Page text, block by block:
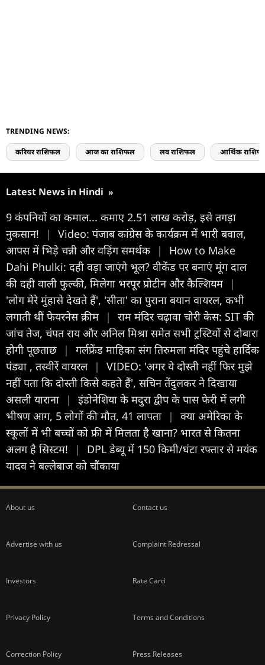
TRENDING NEWS:
करियर राशिफल आज का राशिफल लव राशिफल आर्थिक
Latest News in Hindi »
9 कंपनियों का कमाल... कमाए 2.51 लाख करोड़, इसे तगड़ा
नुकसान!
|
Video: पंजाब कांग्रेस के कार्यक्रम में भारी बवाल,
आपस में भिड़े चन्नी और वड़िंग समर्थक
|
How to Make
Dahi Phulki: दही वड़ा जाएंगे भूल? वीकेंड पर बनाएं मूंग दाल
की दही वाली फुल्की, मिलेगा भरपूर प्रोटीन और कैल्शियम
|
'लोग मेरे मुंहासे देखते हैं', 'सीता' का पुराना बयान वायरल, कभी
लगाती थीं फेयरनेस क्रीम
|
राम मंदिर चढ़ावा चोरी केस: SIT की
जांच तेज, चंपत राय और अनिल मिश्रा समेत सभी ट्रस्टियों से दोबारा
होगी पूछताछ
|
गर्लफ्रेंड माहिका संग तिरुमला मंदिर पहुंचे हार्दिक
पंड्या , तस्वीरें वायरल |
VIDEO: 'अगर ये दोस्ती नहीं फिर मुझे
नहीं पता कि दोस्ती किसे कहते हैं', सचिन तेंदुलकर ने दिखाया
असली याराना
|
इंडोनेशिया के मदुरा द्वीप के पास फेरी में लगी
भीषण आग, 5 लोगों की मौत, 41 लापता
|
क्या अमेरिका के
स्कूलों में भी बच्चों को फ्री में मिलता है खाना? भारत से कितना
अलग है सिस्टम!
|
DPL डेब्यू में 150 किमी/घंटा रफ्तार से मयंक
यादव ने बल्लेबाज को चौंकाया
About us Contact us
Advertise with us Complaint Redressal
Investors Rate Card
Privacy Policy Terms and Conditions
Correction Policy Press Releases